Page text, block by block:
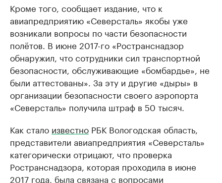
Кроме того, сообщает издание, что к
авиапредприятию «Северсталь» якобы уже
возникали вопросы по части безопасности
полётов. В июне 2017-го «Ространснадзор
обнаружил, что сотрудники сил транспортной
безопасности, обслуживающие «бомбардье», не
были аттестованы». За эту и другие «дыры» в
организации безопасности своего аэропорта
«Северсталь» получила штраф в 50 тысяч.
Как стало известно РБК Вологодская область,
представители авиапредприятия «Северсталь»
категорически отрицают, что проверка
Ространснадзора, которая проходила в июне
2017 года, была связана с вопросами